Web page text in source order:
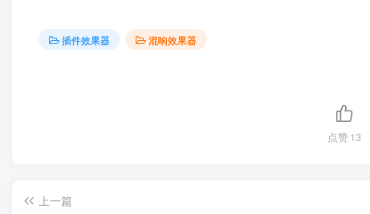
插件效果器 混响效果器
点赞13
上一篇